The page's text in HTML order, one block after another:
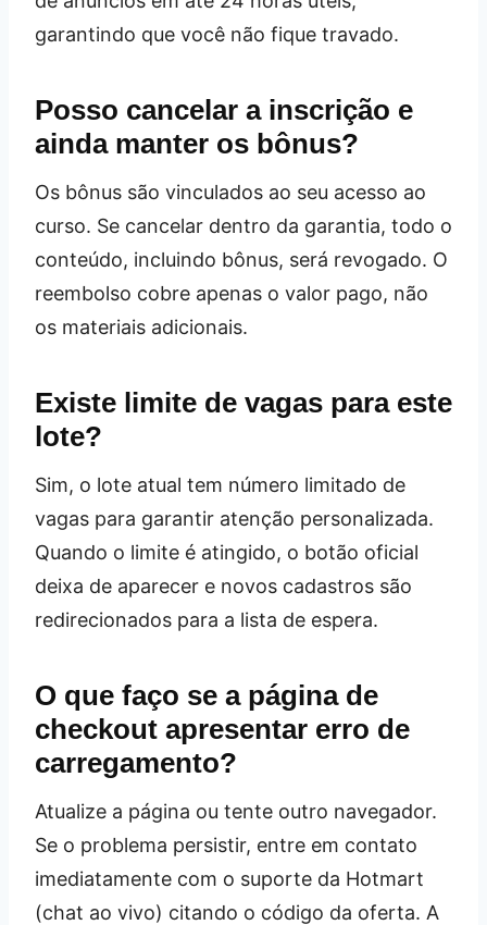
garantindo que você não fique travado.
Posso cancelar a inscrição e
ainda manter os bônus?
Os bônus são vinculados ao seu acesso ao
curso. Se cancelar dentro da garantia, todo o
conteúdo, incluindo bônus, será revogado. O
reembolso cobre apenas o valor pago, não
os materiais adicionais.
Existe limite de vagas para este
lote?
Sim, o lote atual tem número limitado de
vagas para garantir atenção personalizada.
Quando o limite é atingido, o botão oficial
deixa de aparecer e novos cadastros são
redirecionados para a lista de espera.
O que faço se a página de
checkout apresentar erro de
carregamento?
Atualize a página ou tente outro navegador.
Se o problema persistir, entre em contato
imediatamente com o suporte da Hotmart
(chat ao vivo) citando o código da oferta. A